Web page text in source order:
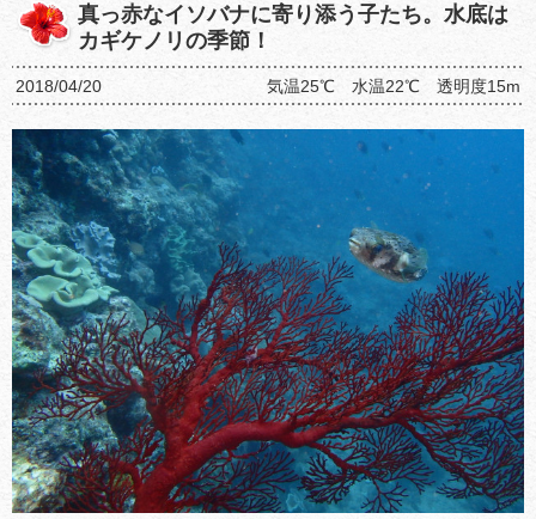
真っ赤なイソバナに寄り添う子たち。水底は
カギケノリの季節！
2018/04/20 気温25℃ 水温22℃ 透明度15m